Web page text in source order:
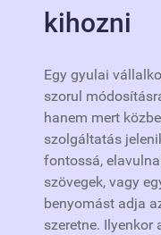
kihozni
Egy gyulai
szorul
hanem mert
szolgáltatás
fontossá,
szövegek, vagy
benyomást adja
szeretne. Ilyenkor